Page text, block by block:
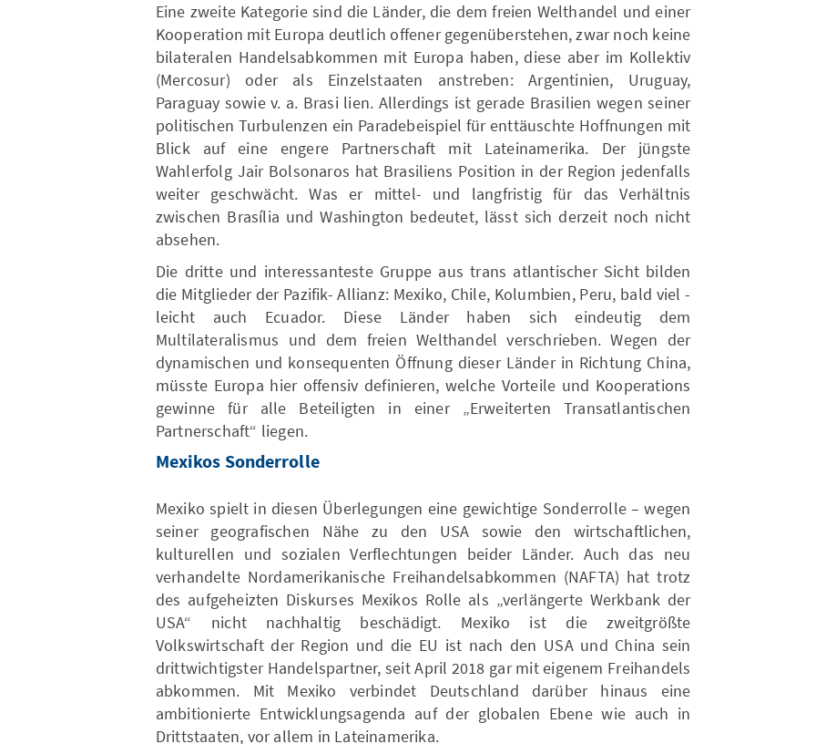
Eine zweite Kategorie sind die Länder, die dem freien Welthandel und einer
Kooperation mit Europa deutlich offener gegenüberstehen, zwar noch keine
bilateralen Handelsabkommen mit Europa haben, diese aber im Kollektiv
(Mercosur) oder als Einzelstaaten anstreben: Argentinien, Uruguay,
Paraguay sowie v. a. Brasi lien. Allerdings ist gerade Brasilien wegen seiner
politischen Turbulenzen ein Paradebeispiel für enttäuschte Hoffnungen mit
Blick auf eine engere Partnerschaft mit Lateinamerika. Der jüngste
Wahlerfolg Jair Bolsonaros hat Brasiliens Position in der Region jedenfalls
weiter geschwächt. Was er mittel- und langfristig für das Verhältnis
zwischen Brasília und Washington bedeutet, lässt sich derzeit noch nicht
absehen.
Die dritte und interessanteste Gruppe aus trans atlantischer Sicht bilden
die Mitglieder der Pazifik- Allianz: Mexiko, Chile, Kolumbien, Peru, bald viel -
leicht auch Ecuador. Diese Länder haben sich eindeutig dem
Multilateralismus und dem freien Welthandel verschrieben. Wegen der
dynamischen und konsequenten Öffnung dieser Länder in Richtung China,
müsste Europa hier offensiv definieren, welche Vorteile und Kooperations
gewinne für alle Beteiligten in einer „Erweiterten Transatlantischen
Partnerschaft“ liegen.
Mexikos Sonderrolle
Mexiko spielt in diesen Überlegungen eine gewichtige Sonderrolle – wegen
seiner geografischen Nähe zu den USA sowie den wirtschaftlichen,
kulturellen und sozialen Verflechtungen beider Länder. Auch das neu
verhandelte Nordamerikanische Freihandelsabkommen (NAFTA) hat trotz
des aufgeheizten Diskurses Mexikos Rolle als „verlängerte Werkbank der
USA“ nicht nachhaltig beschädigt. Mexiko ist die zweitgrößte
Volkswirtschaft der Region und die EU ist nach den USA und China sein
drittwichtigster Handelspartner, seit April 2018 gar mit eigenem Freihandels
abkommen. Mit Mexiko verbindet Deutschland darüber hinaus eine
ambitionierte Entwicklungsagenda auf der globalen Ebene wie auch in
Drittstaaten, vor allem in Lateinamerika.